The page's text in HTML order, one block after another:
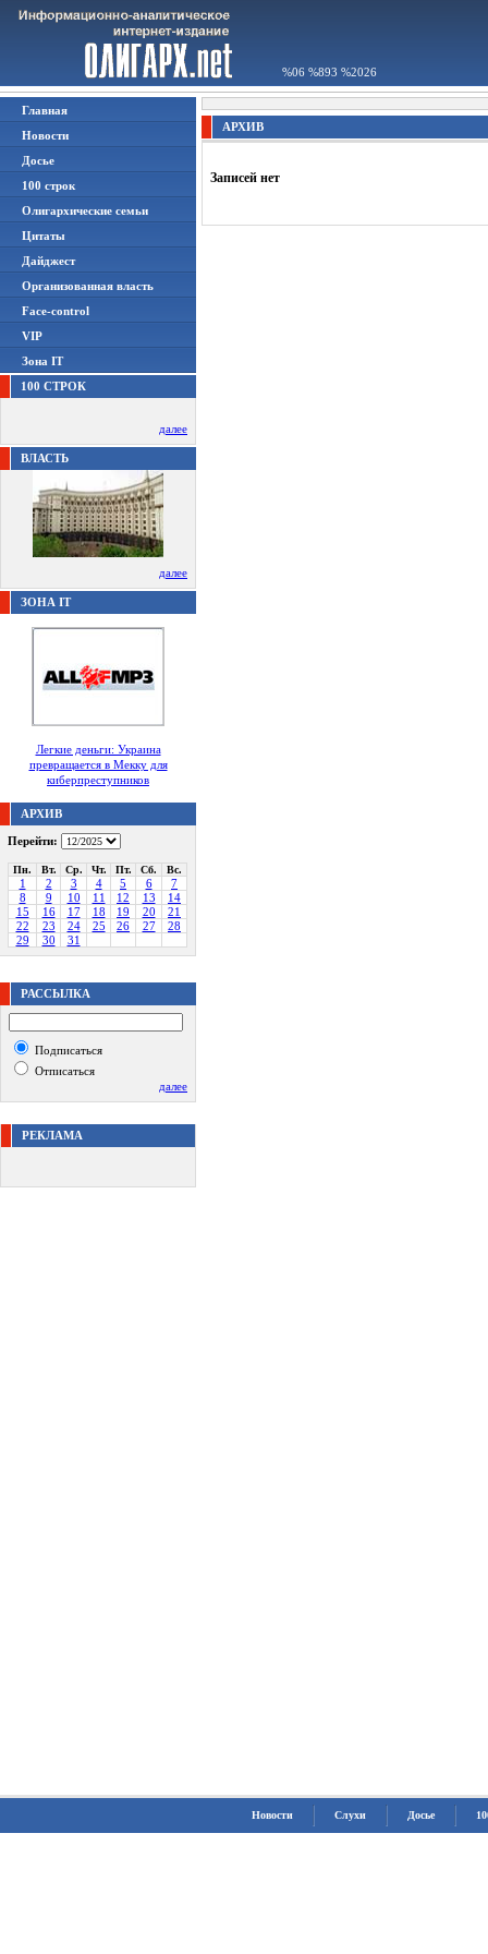
%06 %893 %2026
Главная
Новости
Досье
100 строк
Олигархические семьи
Цитаты
Дайджест
Организованная власть
Face-control
VIP
Зона IT
100 СТРОК
далее
ВЛАСТЬ
далее
ЗОНА IT
Легкие деньги: Украина
превращается в Мекку для
киберпреступников
АРХИВ
Перейти:
Пн. Вт. Ср. Чт. Пт. Сб. Вс.
1 2 3 4 5 6
7
8
9 10 11 12 13
14
15
16 17 18 19 20
21
22
23 24 25 26 27
28
29
30 31
РАССЫЛКА
Подписаться
Отписаться
далее
РЕКЛАМА
АРХИВ
Записей нет
Новости Слухи Досье